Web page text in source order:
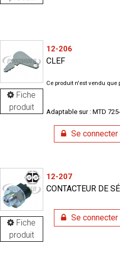
Fiche
produit
12-206
CLEF
Ce produit n'est vendu que
Adaptable sur : MTD
Se
Fiche
produit
12-207
CONTACTEUR DE
Se